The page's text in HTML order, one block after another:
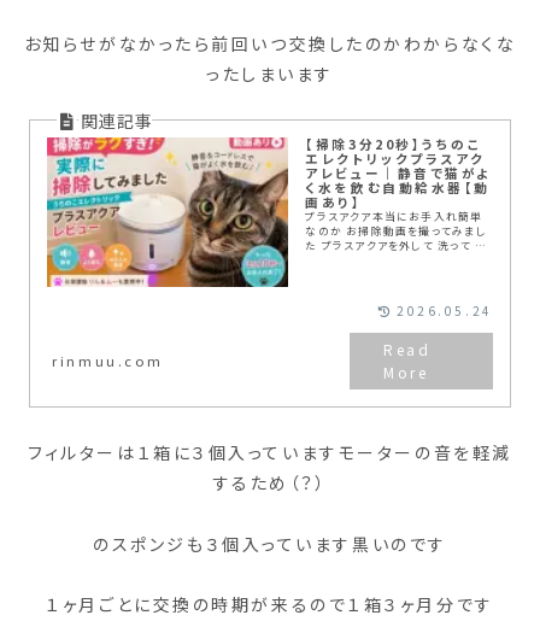
お知らせがなかったら前回いつ交換したのかわからなくな
ったしまいます
【掃除3分20秒】うちのこ
エレクトリックプラスアク
アレビュー｜静音で猫がよ
く水を飲む自動給水器【動
画あり】
プラスアクア本当にお手入れ簡単
なのか お掃除動画を撮ってみまし
た プラスアクアを外して 洗って 戻
楽ちんです♪こんなにお手入れ簡
単で猫ちゃんの体にもいいなんて、
皆さんにおすすめです！
rinmuu.com
2026.05.24
フィルターは１箱に３個入っていますモーターの音を軽減
するため（？）
のスポンジも３個入っています黒いのです
１ヶ月ごとに交換の時期が来るので１箱３ヶ月分です